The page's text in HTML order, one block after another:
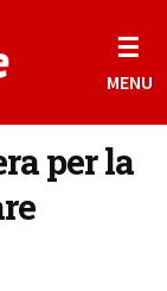
☰
MENU
per la